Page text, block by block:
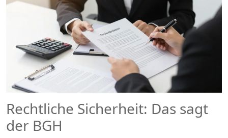
Rechtliche Sicherheit: Das sagt
der BGH